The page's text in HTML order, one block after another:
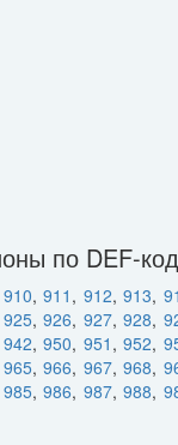
по DEF-
910, 911 , 912, 913,
925, 926, 927, 928,
942, 950, 951 , 952,
965, 966, 967, 968,
985, 986, 987, 988,